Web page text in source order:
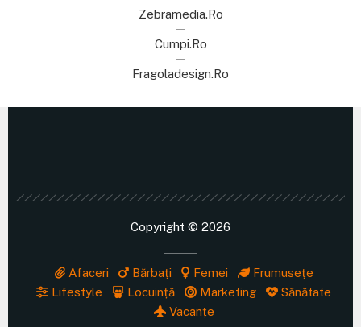
Zebramedia.ro
Cumpi.ro
Fragoladesign.ro
Copyright © 2026
Afaceri Bărbați Femei
Frumusețe
Lifestyle
Locuință Marketing
Sănătate
Vacanțe